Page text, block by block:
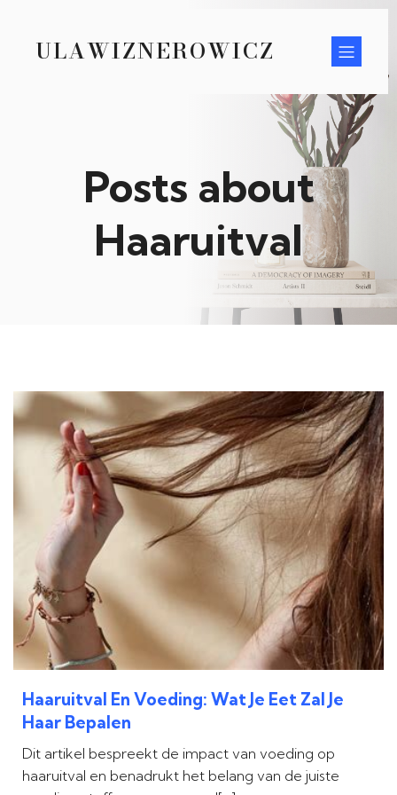
ULAWIZNEROWICZ
Posts about
Haaruitval
Haaruitval En Voeding: Wat Je Eet Zal Je
Haar Bepalen
Dit artikel bespreekt de impact van voeding op
haaruitval en benadrukt het belang van de juiste